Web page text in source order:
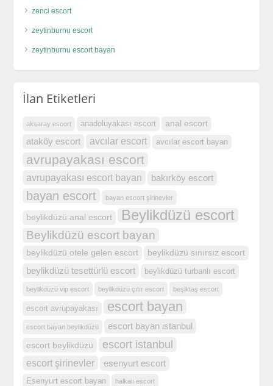
zenci escort
zeytinburnu escort
zeytinburnu escort bayan
İlan Etiketleri
aksaray escort anadoluyakası escort anal escort
ataköy escort avcılar escort avcılar escort bayan
avrupayakası escort
avrupayakası escort bayan bakırköy escort
bayan escort bayan escort şirinevler
beylikdüzü anal escort Beylikdüzü escort
Beylikdüzü escort bayan
beylikdüzü otele gelen escort beylikdüzü sınırsız escort
beylikdüzü tesettürlü escort beylikdüzü turbanlı escort
beylikdüzü vip escort beylikdüzü çıtır escort beşiktaş escort
escort avrupayakası escort bayan
escort bayan beylikdüzü
escort bayan istanbul
escort beylikdüzü
escort istanbul
escort şirinevler esenyurt escort
Esenyurt escort bayan halkalı escort